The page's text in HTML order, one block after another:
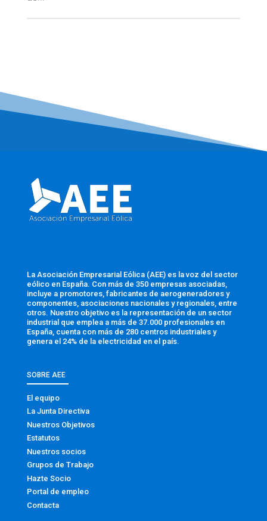
La Asociación Empresarial Eólica (AEE) es la voz del sector
eólico en España. Con más de 350 empresas asociadas,
incluye a promotores, fabricantes de aerogeneradores y
componentes, asociaciones nacionales y regionales, entre
otros. Nuestro objetivo es la representación de un sector
industrial que emplea a más de 37.000 profesionales en
España, cuenta con más de 280 centros industriales y
genera el 24% de la electricidad en el país.
SOBRE AEE
El equipo
La Junta Directiva
Nuestros Objetivos
Estatutos
Nuestros socios
Grupos de Trabajo
Hazte Socio
Portal de empleo
Contacta